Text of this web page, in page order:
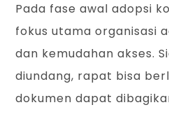
Pada fase awal adopsi
fokus utama organisasi
dan kemudahan akses.
diundang, rapat bisa
dokumen dapat